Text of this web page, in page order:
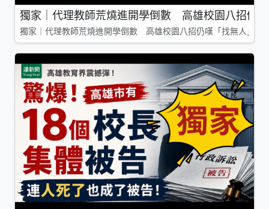
獨家｜代理教師荒燒進開學倒數 高雄校園八招仍
獨家｜代理教師荒燒進開學倒數 高雄校園八招仍嘆「找無人」